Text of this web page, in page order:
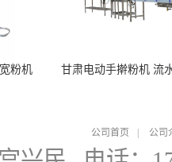
粉机 甘肃电动手擀粉机 流
公司首页 公司